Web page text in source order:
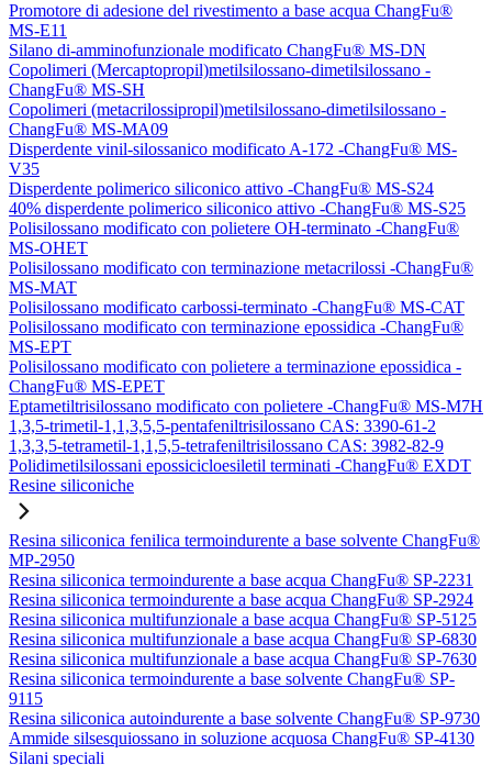
Promotore di adesione del rivestimento a base acqua ChangFu®
MS-E11
Silano di-amminofunzionale modificato ChangFu® MS-DN
Copolimeri (Mercaptopropil)metilsilossano-dimetilsilossano -
ChangFu® MS-SH
Copolimeri (metacrilossipropil)metilsilossano-dimetilsilossano -
ChangFu® MS-MA09
Disperdente vinil-silossanico modificato A-172 -ChangFu® MS-
V35
Disperdente polimerico siliconico attivo -ChangFu® MS-S24
40% disperdente polimerico siliconico attivo -ChangFu® MS-S25
Polisilossano modificato con polietere OH-terminato -ChangFu®
MS-OHET
Polisilossano modificato con terminazione metacrilossi -ChangFu®
MS-MAT
Polisilossano modificato carbossi-terminato -ChangFu® MS-CAT
Polisilossano modificato con terminazione epossidica -ChangFu®
MS-EPT
Polisilossano modificato con polietere a terminazione epossidica -
ChangFu® MS-EPET
Eptametiltrisilossano modificato con polietere -ChangFu® MS-M7H
1,3,5-trimetil-1,1,3,5,5-pentafeniltrisilossano CAS: 3390-61-2
1,3,3,5-tetrametil-1,1,5,5-tetrafeniltrisilossano CAS: 3982-82-9
Polidimetilsilossani epossicicloesiletil terminati -ChangFu® EXDT
Resine siliconiche
Resina siliconica fenilica termoindurente a base solvente ChangFu®
MP-2950
Resina siliconica termoindurente a base acqua ChangFu® SP-2231
Resina siliconica termoindurente a base acqua ChangFu® SP-2924
Resina siliconica multifunzionale a base acqua ChangFu® SP-5125
Resina siliconica multifunzionale a base acqua ChangFu® SP-6830
Resina siliconica multifunzionale a base acqua ChangFu® SP-7630
Resina siliconica termoindurente a base solvente ChangFu® SP-
9115
Resina siliconica autoindurente a base solvente ChangFu® SP-9730
Ammide silsesquiossano in soluzione acquosa ChangFu® SP-4130
Silani speciali